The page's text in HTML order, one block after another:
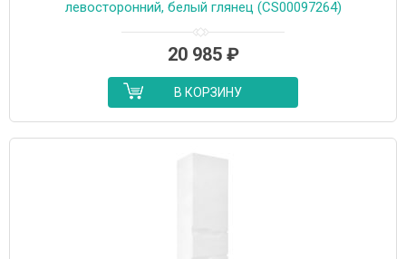
левосторонний, белый глянец (CS00097264)
20 985 ₽
В КОРЗИНУ